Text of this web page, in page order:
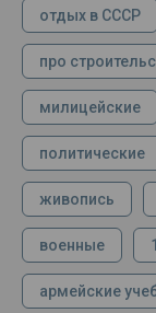
отдых в СССР
про
милицейские
политические
живопись
военные
армейские